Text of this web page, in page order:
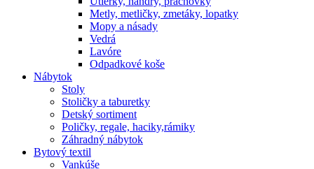
Metly, metličky, zmetáky, lopatky
Mopy a násady
Vedrá
Lavóre
Odpadkové koše
Nábytok
Stoly
Stoličky a taburetky
Detský sortiment
Poličky, regale, haciky,rámiky
Záhradný nábytok
Bytový textil
Vankúše